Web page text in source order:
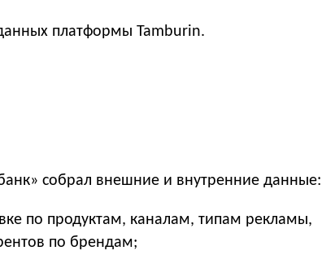
платформы Tamburin.
собрал внешние и внутренние данные:
по продуктам, каналам, типам рекламы,
по брендам;